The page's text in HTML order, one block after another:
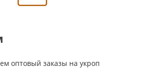
оптовый заказы на укроп